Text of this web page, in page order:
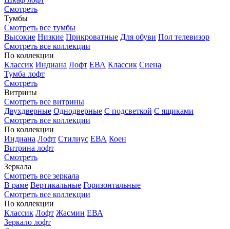
Смотреть
Тумбы
Смотреть все тумбы
Высокие Низкие Прикроватные Для обуви Пол телевизор
Смотреть все коллекции
По коллекции
Классик Индиана Лофт ЕВА Классик Сиена
Тумба лофт
Смотреть
Витрины
Смотреть все витрины
Двухдверные Однодверные С подсветкой С ящиками
Смотреть все коллекции
По коллекции
Индиана Лофт Стилиус ЕВА Коен
Витрина лофт
Смотреть
Зеркала
Смотреть все зеркала
В раме Вертикальные Горизонтальные
Смотреть все коллекции
По коллекции
Классик Лофт Жасмин ЕВА
Зеркало лофт